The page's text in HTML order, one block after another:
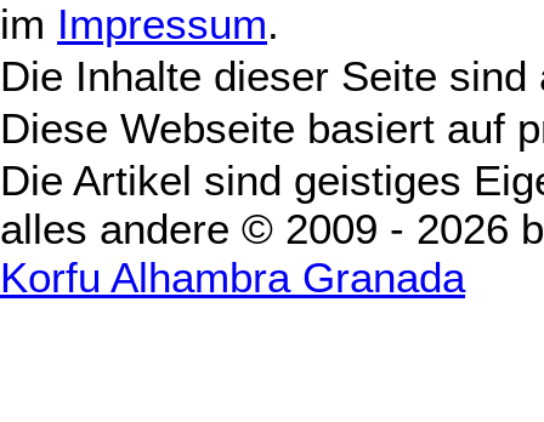
im Impressum.
Die Inhalte dieser Seite
Diese Webseite basiert auf
Die Artikel sind geistiges
alles andere © 2009 - 2026
Korfu Alhambra Granada